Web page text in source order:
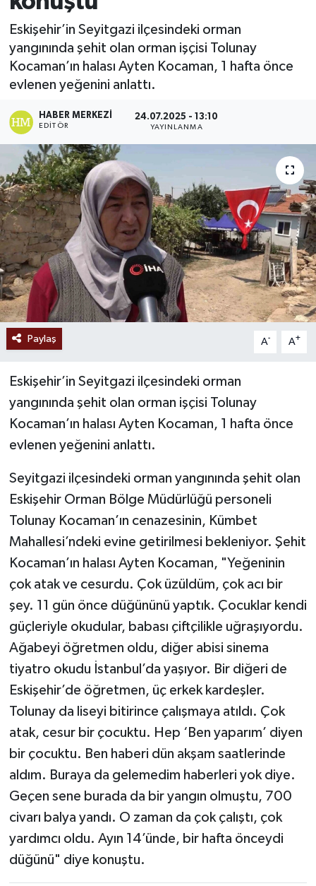
Eskişehir’in Seyitgazi ilçesindeki orman
yangınında şehit olan orman işçisi Tolunay
Kocaman’ın halası Ayten Kocaman, 1 hafta önce
evlenen yeğenini anlattı.
HABER MERKEZI
EDITÖR
24.07.2025 - 13:10
YAYINLANMA
Paylaş A- A+
Eskişehir’in Seyitgazi ilçesindeki orman
yangınında şehit olan orman işçisi Tolunay
Kocaman’ın halası Ayten Kocaman, 1 hafta önce
evlenen yeğenini anlattı.
Seyitgazi ilçesindeki orman yangınında şehit olan
Eskişehir Orman Bölge Müdürlüğü personeli
Tolunay Kocaman’ın cenazesinin, Kümbet
Mahallesi’ndeki evine getirilmesi bekleniyor. Şehit
Kocaman’ın halası Ayten Kocaman, "Yeğeninin
çok atak ve cesurdu. Çok üzüldüm, çok acı bir
şey. 11 gün önce düğününü yaptık. Çocuklar kendi
güçleriyle okudular, babası çiftçilikle uğraşıyordu.
Ağabeyi öğretmen oldu, diğer abisi sinema
tiyatro okudu İstanbul’da yaşıyor. Bir diğeri de
Eskişehir’de öğretmen, üç erkek kardeşler.
Tolunay da liseyi bitirince çalışmaya atıldı. Çok
atak, cesur bir çocuktu. Hep ‘Ben yaparım’ diyen
bir çocuktu. Ben haberi dün akşam saatlerinde
aldım. Buraya da gelemedim haberleri yok diye.
Geçen sene burada da bir yangın olmuştu, 700
civarı balya yandı. O zaman da çok çalıştı, çok
yardımcı oldu. Ayın 14’ünde, bir hafta önceydi
düğünü" diye konuştu.
Ekonomi
Sağlık